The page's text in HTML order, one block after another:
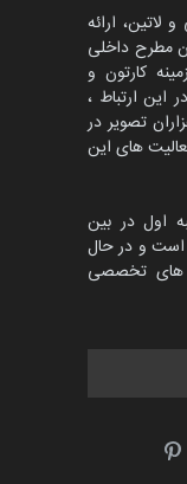
لاتین، ارائه
مطرح داخلی
کارتون و
این ارتباط ،
تصویر در
های این
اول در بین
و در حال
های تخصصی